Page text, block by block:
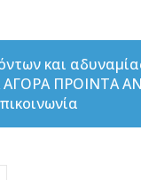
και
ΑΓΟΡΑ ΠΡΟΙΝΤΑ